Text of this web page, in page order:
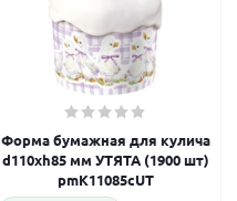
Форма бумажная для кулича
d110xh85 мм УТЯТА (1900 шт)
pmK11085cUT